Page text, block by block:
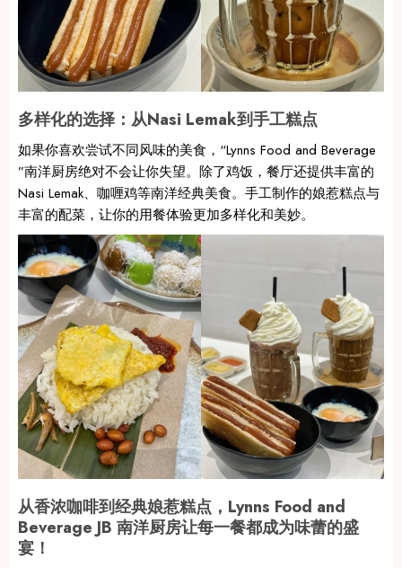
多样化的选择：从Nasi Lemak到手工糕点
如果你喜欢尝试不同风味的美食，“Lynns Food and Beverage
”南洋厨房绝对不会让你失望。除了鸡饭，餐厅还提供丰富的
Nasi Lemak、咖喱鸡等南洋经典美食。手工制作的娘惹糕点与
丰富的配菜，让你的用餐体验更加多样化和美妙。
从香浓咖啡到经典娘惹糕点，Lynns Food and
Beverage JB 南洋厨房让每一餐都成为味蕾的盛
宴！